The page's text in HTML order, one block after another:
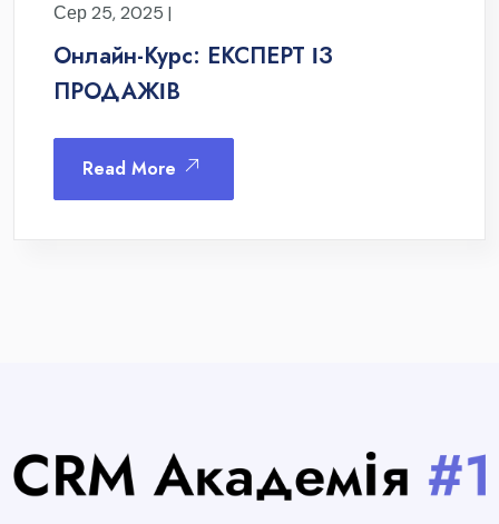
Сер 25, 2025 |
Онлайн-Курс: ЕКСПЕРТ ІЗ
ПРОДАЖІВ
Read More